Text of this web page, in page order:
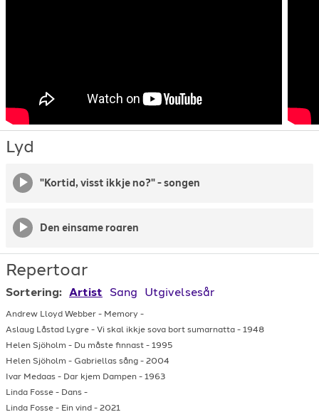
Lyd
"Kortid, visst ikkje no?" - songen
Den einsame roaren
Repertoar
Sortering: Artist Sang Utgivelsesår
Andrew Lloyd Webber - Memory -
Aslaug Låstad Lygre - Vi skal ikkje sova bort sumarnatta - 1948
Helen Sjöholm - Du måste finnast - 1995
Helen Sjöholm - Gabriellas sång - 2004
Ivar Medaas - Dar kjem Dampen - 1963
Linda Fosse - Dans -
Linda Fosse - Ein vind - 2021